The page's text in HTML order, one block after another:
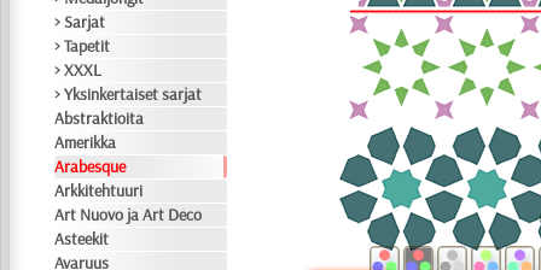
> Sarjat
> Tapetit
> XXXL
> Yksinkertaiset sarjat
Abstraktioita
Amerikka
Arabesque
Arkkitehtuuri
Art Nuovo ja Art Deco
Asteekit
Avaruus